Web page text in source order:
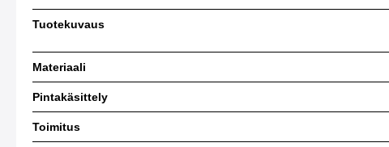
Tuotekuvaus
Materiaali
Pintakäsittely
Toimitus